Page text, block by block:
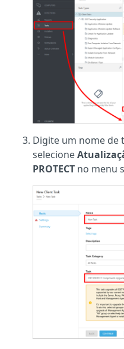
Digite um nome de
selecione
PROTECT no menu